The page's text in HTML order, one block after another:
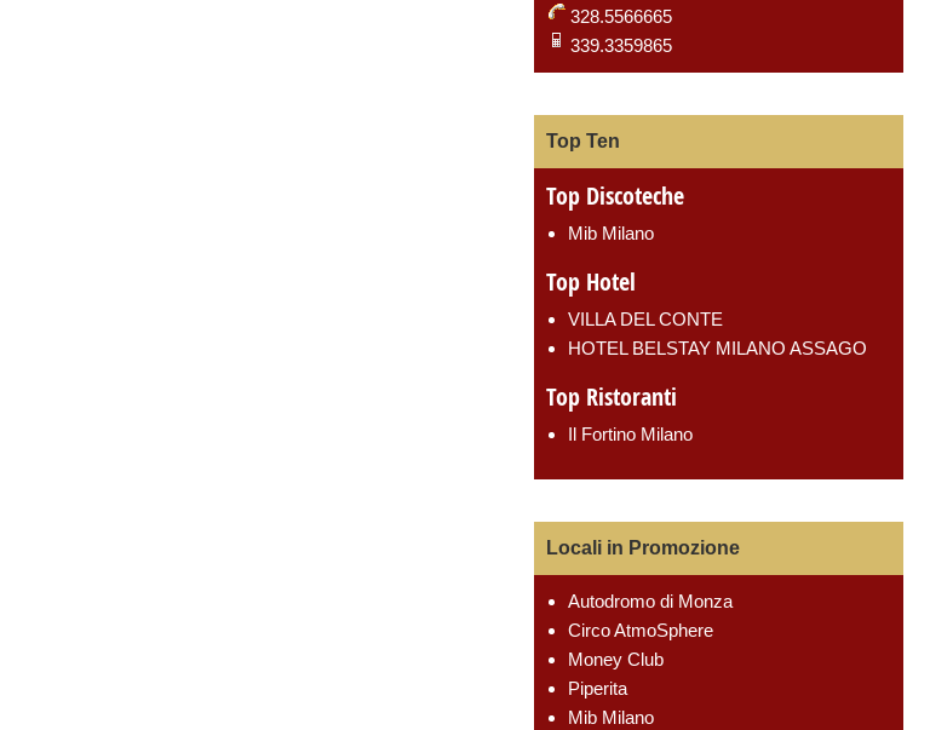
328.5566665
339.3359865
Top Ten
Top Discoteche
Mib Milano
Top Hotel
VILLA DEL CONTE
HOTEL BELSTAY MILANO ASSAGO
Top Ristoranti
Il Fortino Milano
Locali in Promozione
Autodromo di Monza
Circo AtmoSphere
Money Club
Piperita
Mib Milano